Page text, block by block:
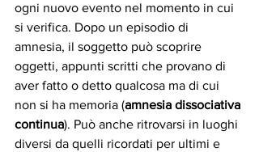
ogni nuovo evento nel momento in cui
si verifica. Dopo un episodio di
amnesia, il soggetto può scoprire
oggetti, appunti scritti che provano di
aver fatto o detto qualcosa ma di cui
non si ha memoria (amnesia dissociativa
continua). Può anche ritrovarsi in luoghi
diversi da quelli ricordati per ultimi e